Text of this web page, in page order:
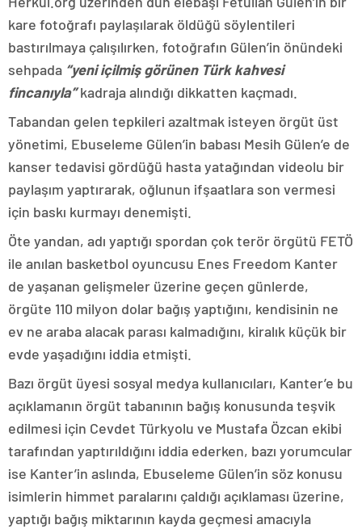
kare fotoğrafı paylaşılarak öldüğü söylentileri
bastırılmaya çalışılırken, fotoğrafın Gülen’in önündeki
sehpada “yeni içilmiş görünen Türk kahvesi
fincanıyla”kadraja alındığı dikkatten kaçmadı.
Tabandan gelen tepkileri azaltmak isteyen örgüt üst
yönetimi, Ebuseleme Gülen’in babası Mesih Gülen’e de
kanser tedavisi gördüğü hasta yatağından videolu bir
paylaşım yaptırarak, oğlunun ifşaatlara son vermesi
için baskı kurmayı denemişti.
Öte yandan, adı yaptığı spordan çok terör örgütü FETÖ
ile anılan basketbol oyuncusu Enes Freedom Kanter
de yaşanan gelişmeler üzerine geçen günlerde,
örgüte 110 milyon dolar bağış yaptığını, kendisinin ne
ev ne araba alacak parası kalmadığını, kiralık küçük bir
evde yaşadığını iddia etmişti.
Bazı örgüt üyesi sosyal medya kullanıcıları, Kanter’e bu
açıklamanın örgüt tabanının bağış konusunda teşvik
edilmesi için Cevdet Türkyolu ve Mustafa Özcan ekibi
tarafından yaptırıldığını iddia ederken, bazı yorumcular
ise Kanter’in aslında, Ebuseleme Gülen’in söz konusu
isimlerin himmet paralarını çaldığı açıklaması üzerine,
yaptığı bağış miktarının kayda geçmesi amacıyla